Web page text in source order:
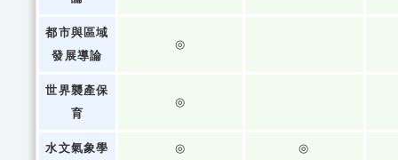
都市與區域
發展導論
◎
世界襲產保
育
◎
水文氣象學 ◎ ◎